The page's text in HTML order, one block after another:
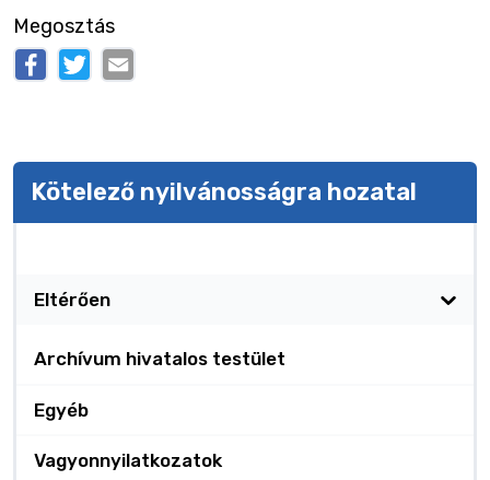
Megosztás
Kötelező nyilvánosságra hozatal
Eltérően
Archívum hivatalos testület
Egyéb
Vagyonnyilatkozatok